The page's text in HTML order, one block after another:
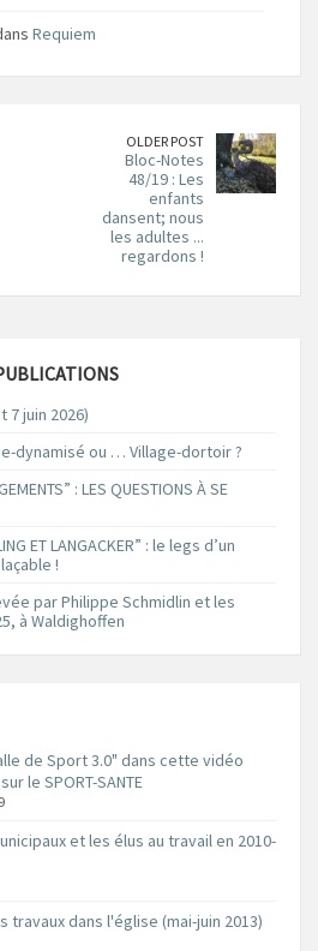
Requiem
OLDER POST
Bloc-Notes
48/19 : Les
enfants
dansent; nous
les adultes ...
regardons !
7 juin 2026)
dynamisé ou … Village-dortoir ?
: LES QUESTIONS À SE
ET LANGACKER” : le legs d’un
!
par Philippe Schmidlin et les
à Waldighoffen
de Sport 3.0" dans cette vidéo
le SPORT-SANTE
et les élus au travail en 2010-
travaux dans l'église (mai-juin 2013)